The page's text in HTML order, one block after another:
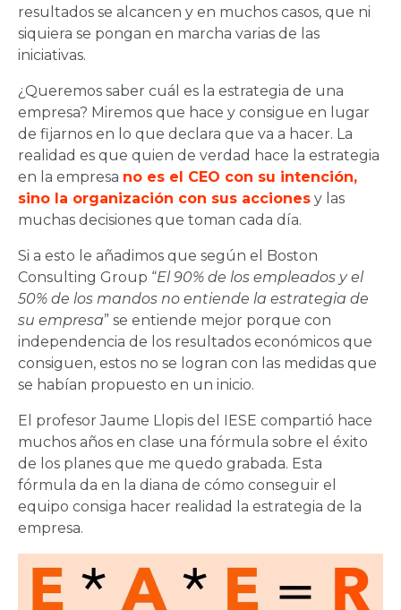
resultados se alcancen y en muchos casos, que ni
siquiera se pongan en marcha varias de las
iniciativas.
¿Queremos saber cuál es la estrategia de una
empresa? Miremos que hace y consigue en lugar
de fijarnos en lo que declara que va a hacer. La
realidad es que quien de verdad hace la estrategia
en la empresa no es el CEO con su intención,
sino la organización con sus acciones y las
muchas decisiones que toman cada día.
Si a esto le añadimos que según el Boston
Consulting Group “El 90% de los empleados y el
50% de los mandos no entiende la estrategia de
su empresa” se entiende mejor porque con
independencia de los resultados económicos que
consiguen, estos no se logran con las medidas que
se habían propuesto en un inicio.
El profesor Jaume Llopis del IESE compartió hace
muchos años en clase una fórmula sobre el éxito
de los planes que me quedo grabada. Esta
fórmula da en la diana de cómo conseguir el
equipo consiga hacer realidad la estrategia de la
empresa.